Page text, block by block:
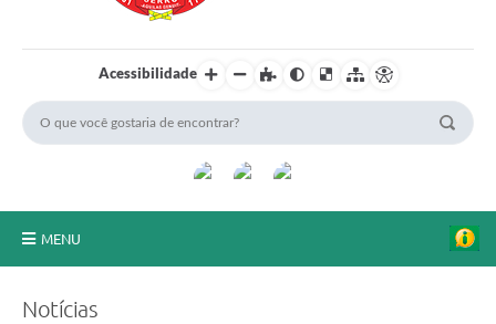
Acessibilidade
MENU
Notícias